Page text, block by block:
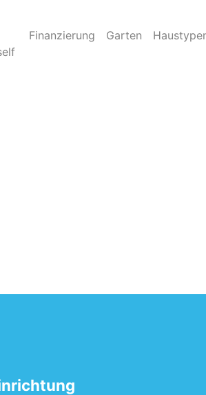
Finanzierung Garten